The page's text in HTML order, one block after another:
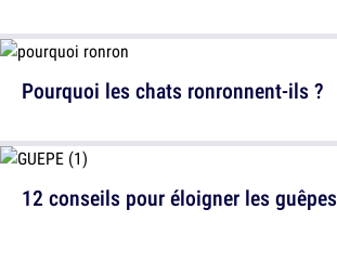
12 conseils pour éloigner les guêpes
Pourquoi les chats ronronnent-ils ?